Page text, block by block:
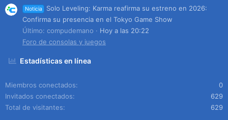
Noticia
Solo Leveling: Karma reafirma su estreno en 2026:
Confirma su presencia en el Tokyo Game Show
Último: compudemano
Hoy a las 20:22
Foro de consolas y juegos
Estadísticas en línea
Miembros conectados
0
Invitados conectados
629
Total de visitantes
629